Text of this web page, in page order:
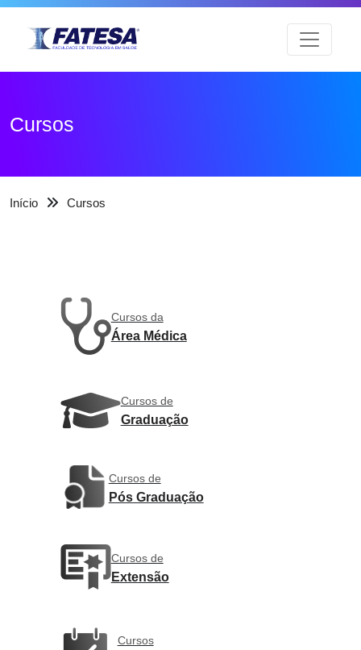
Cursos
Início Cursos
Cursos da
Área Médica
Cursos de
Graduação
Cursos de
Pós Graduação
Cursos de
Extensão
Cursos